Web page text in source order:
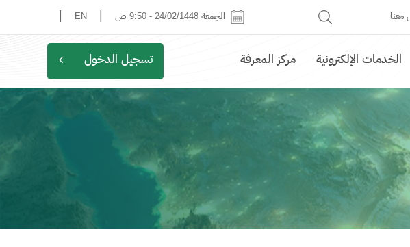
معنا EN الجمعة 24/02/1448 - 9:50 ص
الخدمات الإلكترونية مركز المعرفة تسجيل الدخول